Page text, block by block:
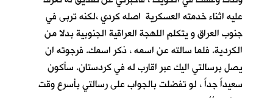
عليه اثناء خدمته العسكرية اصله كردي ،لكنه تربى في
جنوب العراق و يتكلم اللهجة العراقية الجنوبية بدلا من
الكردية. فلما سالته عن اسمه ، ذكر اسمك. فرجوته ان
يصل برسالتي اليك عبر اقارب له في كردستان. سأكون
سعيداً جداً ، لو تفضلت بالجواب على رسالتي بأسرع وقت